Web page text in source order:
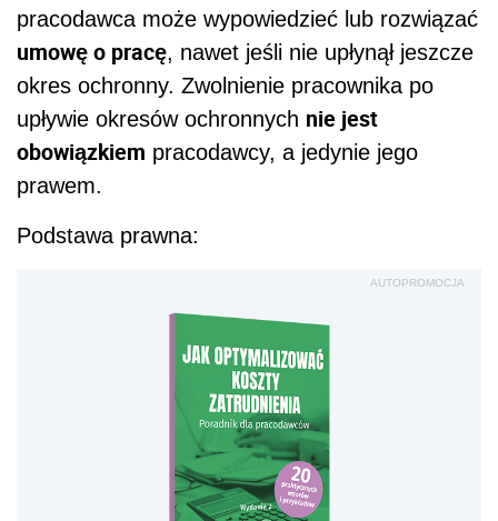
pracodawca może wypowiedzieć lub rozwiązać
umowę o pracę, nawet jeśli nie upłynął jeszcze
okres ochronny. Zwolnienie pracownika po
upływie okresów ochronnych nie jest
obowiązkiem pracodawcy, a jedynie jego
prawem.
Podstawa prawna:
AUTOPROMOCJA